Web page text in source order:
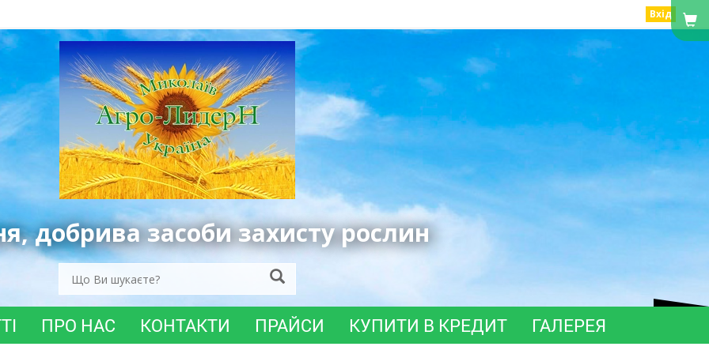
Вхід
добрива засоби захисту рослин
ПРО НАС КОНТАКТИ ПРАЙСИ КУПИТИ В КРЕДИТ ГАЛЕРЕЯ